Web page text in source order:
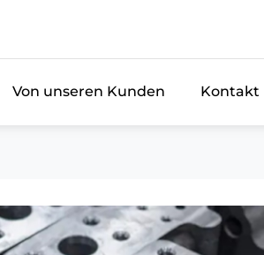
Von unseren Kunden Kontakt